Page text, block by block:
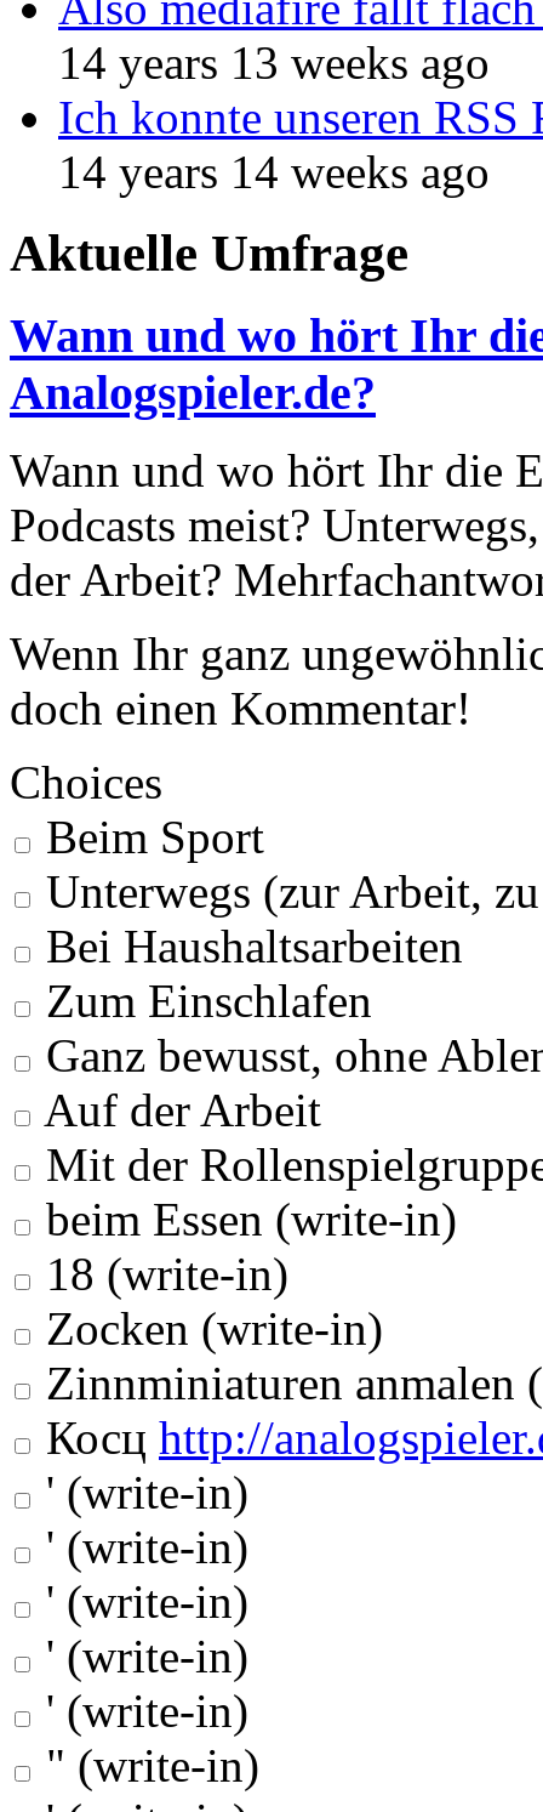
14 years 13 weeks ago
Ich konnte unseren RSS
14 years 14 weeks ago
Aktuelle Umfrage
Wann und wo hört Ihr
Analogspieler.de?
Wann und wo hört Ihr die
Podcasts meist?
der Arbeit?
Wenn Ihr ganz
doch einen Kommentar!
Choices
Beim Sport
Unterwegs (zur Arbeit,
Bei Haushaltsarbeiten
Zum Einschlafen
Ganz bewusst, ohne
Auf der Arbeit
Mit der
beim Essen (write-in)
18 (write-in)
Zocken (write-in)
Zinnminiaturen anmalen
Косц http://
' (write-in)
' (write-in)
' (write-in)
' (write-in)
' (write-in)
" (write-in)